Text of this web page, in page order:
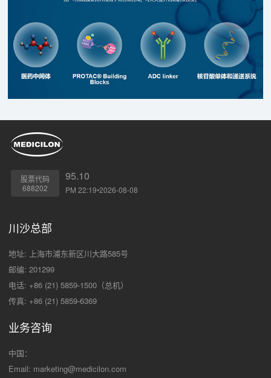
股票代码
688202
95.10
PM 22:19•2026-08-08
川沙总部
地址: 上海市浦东新区川大路585号
邮编: 201299
电话: +86 (21) 5859-1500（总机）
传真: +86 (21) 5859-6369
业务咨询
中国：
Email: marketing@medicilon.com